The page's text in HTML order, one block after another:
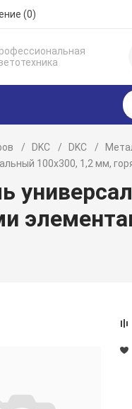
(0)
DKC DKC
100х300, 1,2 мм,